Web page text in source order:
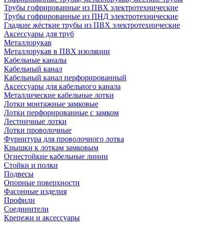
Трубы гофрированные из ПВХ электротехнические
Трубы гофрированные из ПНД электротехнические
Гладкие жёсткие трубы из ПВХ электротехнические
Аксессуары для труб
Металлорукав
Металлорукав в ПВХ изоляции
Кабельные каналы
Кабельный канал
Кабельный канал перфорированный
Аксессуары для кабельного канала
Металлические кабельные лотки
Лотки монтажные замковые
Лотки перфорированные с замком
Лестничные лотки
Лотки проволочные
Фурнитура для проволочного лотка
Крышки к лоткам замковым
Огнестойкие кабельные линии
Стойки и полки
Подвесы
Опорные поверхности
Фасонные изделия
Профили
Соединители
Крепежи и аксессуары